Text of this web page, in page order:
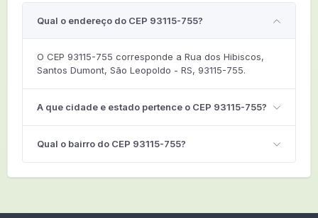
Qual o endereço do CEP 93115-755?
O CEP 93115-755 corresponde a Rua dos Hibiscos,
Santos Dumont, São Leopoldo - RS, 93115-755.
A que cidade e estado pertence o CEP 93115-755?
Qual o bairro do CEP 93115-755?